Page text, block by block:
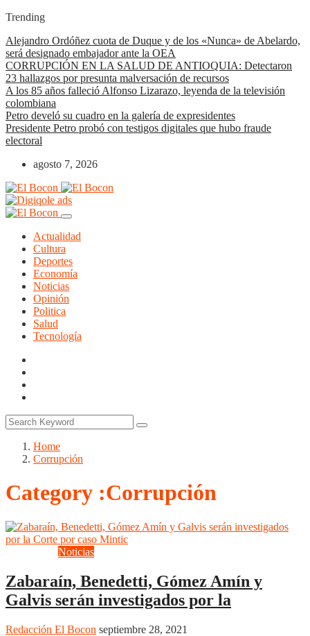
Trending
Alejandro Ordóñez cuota de Duque y de los «Nunca» de Abelardo,
será designado embajador ante la OEA
CORRUPCIÓN EN LA SALUD DE ANTIOQUIA: Detectaron
23 hallazgos por presunta malversación de recursos
A los 85 años falleció Alfonso Lizarazo, leyenda de la televisión
colombiana
Petro develó su cuadro en la galería de expresidentes
Presidente Petro probó con testigos digitales que hubo fraude
electoral
agosto 7, 2026
Actualidad
Cultura
Deportes
Economía
Noticias
Opinión
Politica
Salud
Tecnología
Home
Corrupción
Category :Corrupción
Noticias
Zabaraín, Benedetti, Gómez Amín y
Galvis serán investigados por la
Redacción El Bocon septiembre 28, 2021